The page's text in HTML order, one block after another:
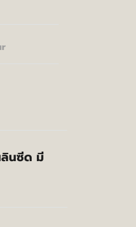
ลินซีด มี